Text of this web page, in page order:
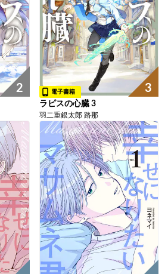
2 3
電子書籍
ラピスの心臓 3
羽二重銀太郎 路那